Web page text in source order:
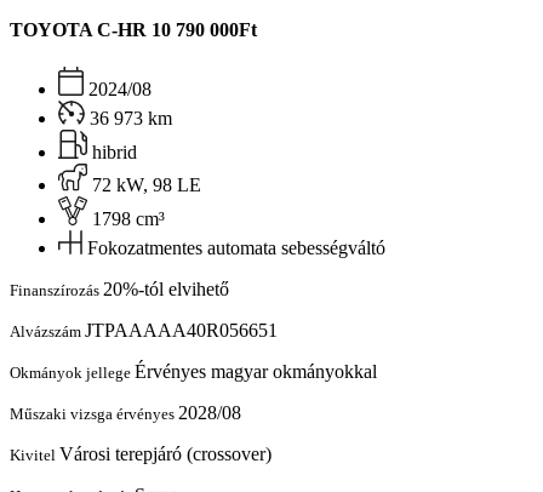
TOYOTA C-HR 10 790 000Ft
2024/08
36 973 km
hibrid
72 kW, 98 LE
1798 cm³
Fokozatmentes automata sebességváltó
Finanszírozás 20%-tól elvihető
Alvázszám JTPAAAAA40R056651
Okmányok jellege Érvényes magyar okmányokkal
Műszaki vizsga érvényes 2028/08
Kivitel Városi terepjáró (crossover)